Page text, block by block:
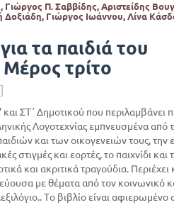
Γιώργος Π. Σαββίδης, Αριστείδης
Γιώργος Ιωάννου, Λίνα
τα παιδιά του
τρίτο
και ΣΤ΄ Δημοτικού που περιλαμβάνει
Λογοτεχνίας εμπνευσμένα από
και των οικογενειών τους, την
στιγμές και εορτές, το παιχνίδι και
και ακριτικά τραγούδια. Περιέχει
με θέματα από τον κοινωνικό
Το βιβλίο είναι αφιερωμένο